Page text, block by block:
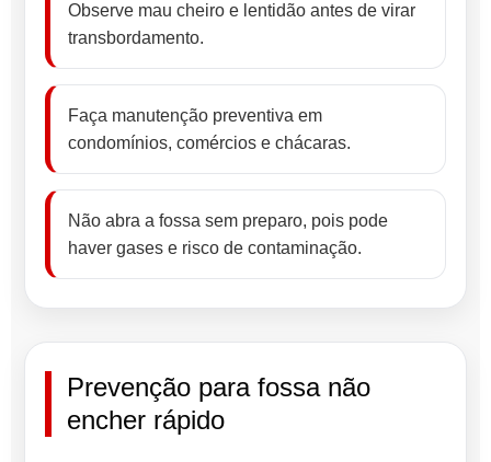
Observe mau cheiro e lentidão antes de virar
transbordamento.
Faça manutenção preventiva em
condomínios, comércios e chácaras.
Não abra a fossa sem preparo, pois pode
haver gases e risco de contaminação.
Prevenção para fossa não
encher rápido